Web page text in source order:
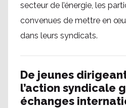
secteur de l’énergie, les
convenues de mettre en
dans leurs syndicats.
De jeunes
l’action syndicale
échanges